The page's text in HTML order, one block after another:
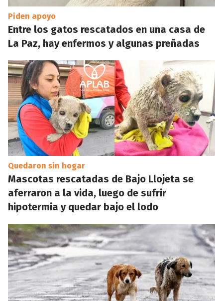
Piden apoyo
Entre los gatos rescatados en una casa de
La Paz, hay enfermos y algunas preñadas
Quedaron sin hogar
Mascotas rescatadas de Bajo Llojeta se
aferraron a la vida, luego de sufrir
hipotermia y quedar bajo el lodo